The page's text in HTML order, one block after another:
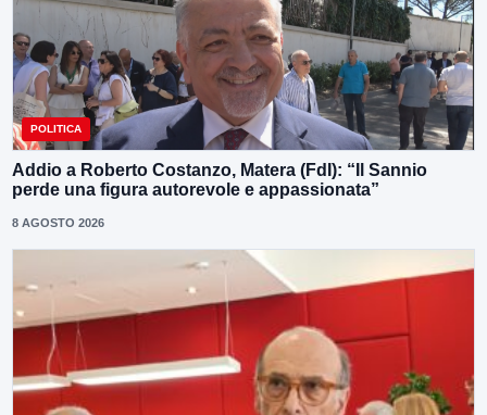
POLITICA
Addio a Roberto Costanzo, Matera (FdI): “Il Sannio
perde una figura autorevole e appassionata”
8 AGOSTO 2026